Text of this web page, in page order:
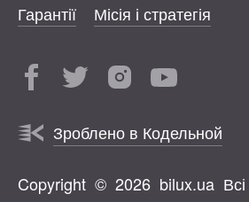
Гарантії
Місія і стратегія
Зроблено в Кодельной
Copyright © 2026 bilux.ua